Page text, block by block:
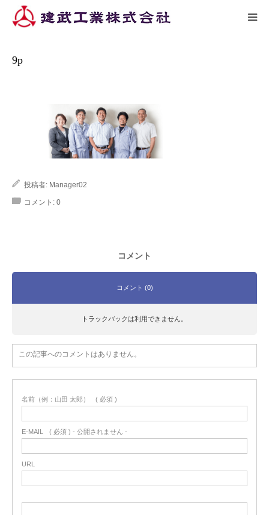
施工実績 9p
9p
投稿者: Manager02
コメント: 0
コメント
コメント (0)
トラックバックは利用できません。
この記事へのコメントはありません。
名前（例：山田 太郎） ( 必須 )
E-MAIL ( 必須 ) - 公開されません -
URL
企業情報
施工実績
リクルート